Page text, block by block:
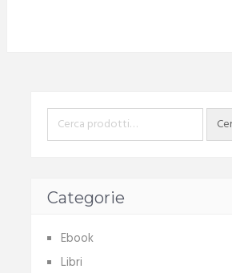
Categorie
Ebook
Libri